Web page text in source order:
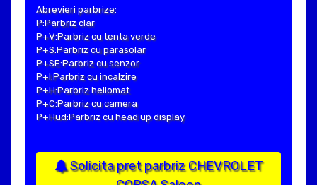
Abrevieri parbrize:
P:Parbriz clar
P+V:Parbriz cu tenta verde
P+S:Parbriz cu parasolar
P+SE:Parbriz cu senzor
P+I:Parbriz cu incalzire
P+H:Parbriz heliomat
P+C:Parbriz cu camera
P+Hud:Parbriz cu head up display
Solicita pret parbriz CHEVROLET